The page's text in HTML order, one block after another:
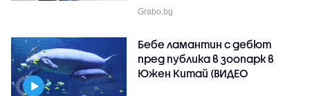
Grabo.bg
Бебе ламантин с дебют
пред публика в зоопарк в
Южен Китай (ВИДЕО